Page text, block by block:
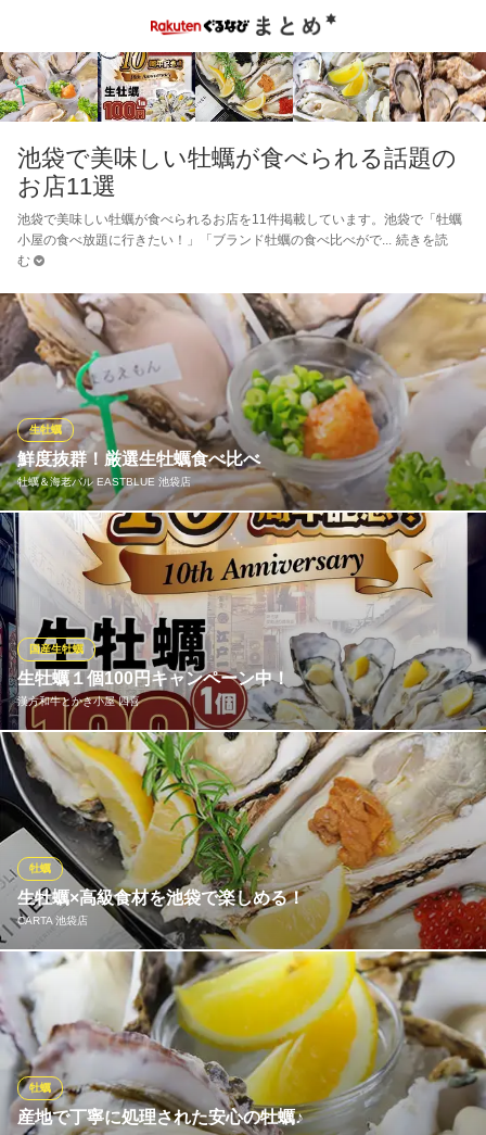
池袋で美味しい牡蠣が食べられる話題の
お店11選
池袋で美味しい牡蠣が食べられるお店を11件掲載しています。池袋で「牡蠣
小屋の食べ放題に行きたい！」「ブランド牡蠣の食べ比べがで
続きを読
む
鮮度抜群！厳選生牡蠣食べ比べ
牡蠣＆海老バル EASTBLUE 池袋店
生牡蠣
毎日届く旬の生牡蠣は、産地で変わる味わいを食べ比べで満喫。
濃厚な牡蠣、あっさりした牡蠣など新鮮な海の恵みを心ゆくまで
ご堪能ください。 ☆【生牡蠣3種食べ比べ2,000円～(時季により
価格が変動致します)】
牡蠣＆海老バル EASTBLUE 池袋店
池袋 海鮮 居酒屋
ＪＲ池袋駅 徒歩3分
東京都豊島区東池袋1-9-10 ユタカビル6F
生牡蠣１個100円キャンペーン中！
漢方和牛とかき小屋 四喜
国産生牡蠣
漢方和牛とかき小屋四喜の10周年を記念し、生牡蠣１個100円キ
ャンペーン実施中！牡蠣は宮城県産雄勝の牡蠣を使用、東北の牡
蠣らしくさっぱりとした味わいです※お通し代金とお一人様ワンド
リンクお願いします※お一人様50個まで※1日限定200個 無くなり
次第終了※日曜〜木曜は全時間帯、金土は16時〜18時と21時以降
にご提供
※こちらは夜のみのこだわりです。
漢方和牛とかき小屋 四喜
海鮮BBQビアガーデン
ＪＲ池袋駅 徒歩3分
東京都豊島区東池袋1-13-1
生牡蠣×高級食材を池袋で楽しめる！
CARTA 池袋店
牡蠣
池袋のオイスターバーで新鮮生牡蠣をご堪能ください。ウニやイ
クラ、キャビアなどをトッピングした、他では味わえない絶品の
高級スタイルの牡蠣をお楽しみください。 他にも肉料理やイタリ
アンでお客様をおもてなし致します。
CARTA 池袋店
産地で丁寧に処理された安心の牡蠣♪
牡蠣